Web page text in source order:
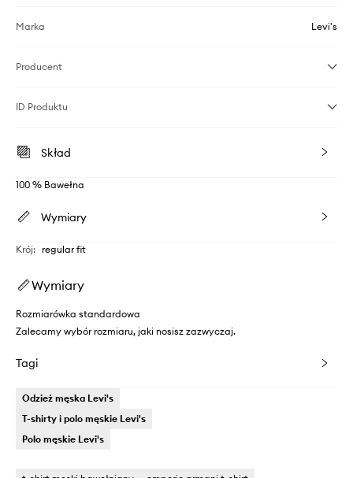
Marka Levi's
Producent
ID Produktu
Skład
100 % Bawełna
Wymiary
Krój: regular fit
Wymiary
Rozmiarówka standardowa
Zalecamy wybór rozmiaru, jaki nosisz zazwyczaj.
Tagi
Odzież męska Levi's
T-shirty i polo męskie Levi's
Polo męskie Levi's